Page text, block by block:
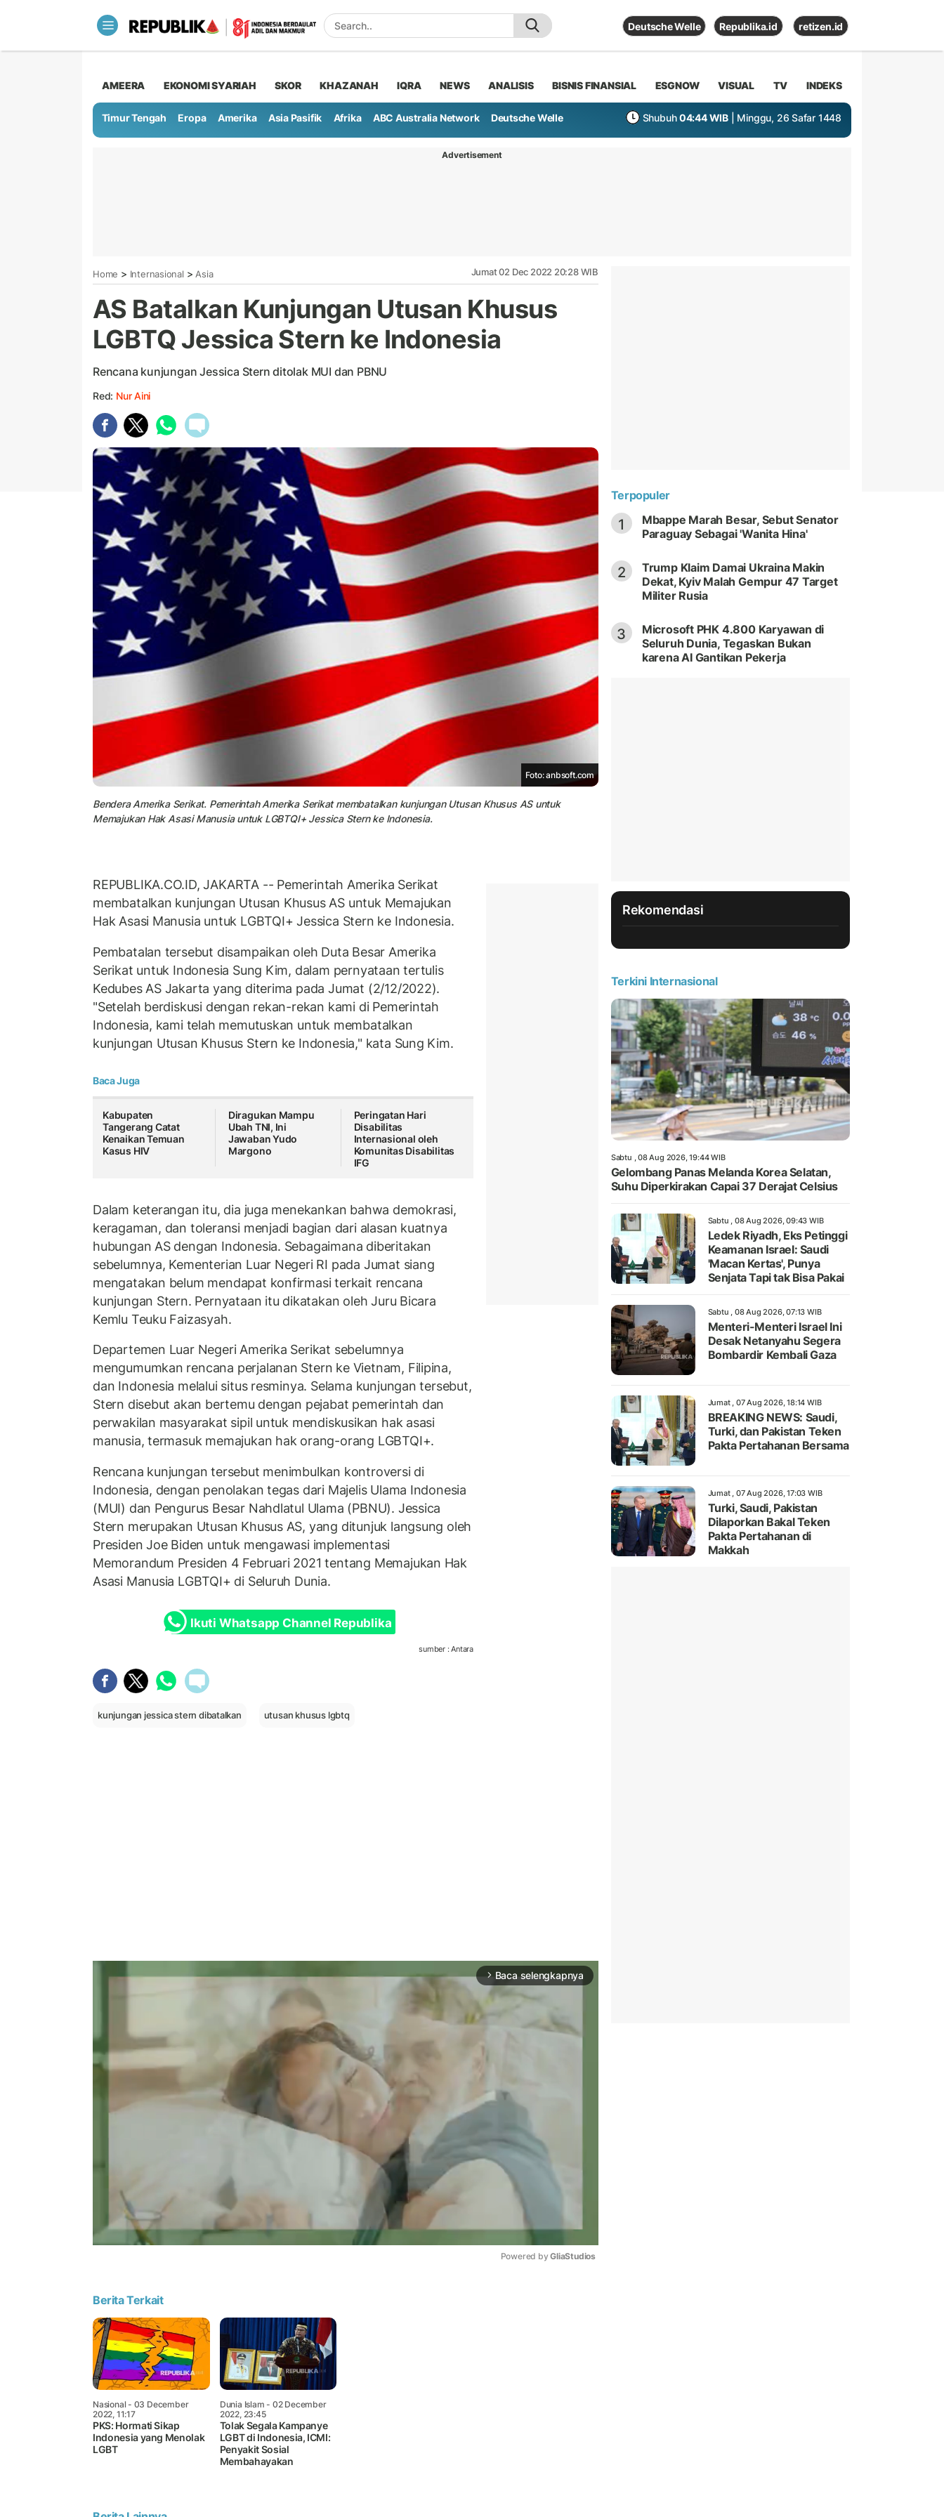
Deutsche Welle Republika.id retizen.id
AMEERA EKONOMI SYARIAH SKOR KHAZANAH IQRA NEWS ANALISIS BISNIS FINANSIAL ESGNOW VISUAL TV INDEKS
Timur Tengah Eropa Amerika Asia Pasifik Afrika ABC Australia Network Deutsche Welle Shubuh 04:44 WIB | Minggu, 26 Safar 1448
Advertisement
Home > Internasional > Asia Jumat 02 Dec 2022 20:28 WIB
AS Batalkan Kunjungan Utusan Khusus
LGBTQ Jessica Stern ke Indonesia
Rencana kunjungan Jessica Stern ditolak MUI dan PBNU
Red: Nur Aini
Foto: anbsoft.com
Bendera Amerika Serikat. Pemerintah Amerika Serikat membatalkan kunjungan Utusan Khusus AS untuk
Memajukan Hak Asasi Manusia untuk LGBTQI+ Jessica Stern ke Indonesia.
REPUBLIKA.CO.ID, JAKARTA -- Pemerintah Amerika Serikat
membatalkan kunjungan Utusan Khusus AS untuk Memajukan
Hak Asasi Manusia untuk LGBTQI+ Jessica Stern ke Indonesia.
Pembatalan tersebut disampaikan oleh Duta Besar Amerika
Serikat untuk Indonesia Sung Kim, dalam pernyataan tertulis
Kedubes AS Jakarta yang diterima pada Jumat (2/12/2022).
"Setelah berdiskusi dengan rekan-rekan kami di Pemerintah
Indonesia, kami telah memutuskan untuk membatalkan
kunjungan Utusan Khusus Stern ke Indonesia," kata Sung Kim.
Baca Juga
Kabupaten
Tangerang Catat
Kenaikan Temuan
Kasus HIV
Diragukan Mampu
Ubah TNI, Ini
Jawaban Yudo
Margono
Peringatan Hari
Disabilitas
Internasional oleh
Komunitas Disabilitas
IFG
Dalam keterangan itu, dia juga menekankan bahwa demokrasi,
keragaman, dan toleransi menjadi bagian dari alasan kuatnya
hubungan AS dengan Indonesia. Sebagaimana diberitakan
sebelumnya, Kementerian Luar Negeri RI pada Jumat siang
mengatakan belum mendapat konfirmasi terkait rencana
kunjungan Stern. Pernyataan itu dikatakan oleh Juru Bicara
Kemlu Teuku Faizasyah.
Departemen Luar Negeri Amerika Serikat sebelumnya
mengumumkan rencana perjalanan Stern ke Vietnam, Filipina,
dan Indonesia melalui situs resminya. Selama kunjungan tersebut,
Stern disebut akan bertemu dengan pejabat pemerintah dan
perwakilan masyarakat sipil untuk mendiskusikan hak asasi
manusia, termasuk memajukan hak orang-orang LGBTQI+.
Rencana kunjungan tersebut menimbulkan kontroversi di
Indonesia, dengan penolakan tegas dari Majelis Ulama Indonesia
(MUI) dan Pengurus Besar Nahdlatul Ulama (PBNU). Jessica
Stern merupakan Utusan Khusus AS, yang ditunjuk langsung oleh
Presiden Joe Biden untuk mengawasi implementasi
Memorandum Presiden 4 Februari 2021 tentang Memajukan Hak
Asasi Manusia LGBTQI+ di Seluruh Dunia.
Ikuti Whatsapp Channel Republika
sumber : Antara
kunjungan jessica stern dibatalkan utusan khusus lgbtq
arrow_forward_ios Baca selengkapnya
Powered by GliaStudios
Berita Terkait
Nasional - 03 December
2022, 11:17
PKS: Hormati Sikap
Indonesia yang Menolak
LGBT
Dunia Islam - 02 December
2022, 23:45
Tolak Segala Kampanye
LGBT di Indonesia, ICMI:
Penyakit Sosial
Membahayakan
Terpopuler
1
Mbappe Marah Besar, Sebut Senator
Paraguay Sebagai 'Wanita Hina'
2
Trump Klaim Damai Ukraina Makin
Dekat, Kyiv Malah Gempur 47 Target
Militer Rusia
3
Microsoft PHK 4.800 Karyawan di
Seluruh Dunia, Tegaskan Bukan
karena AI Gantikan Pekerja
Rekomendasi
Terkini Internasional
Sabtu , 08 Aug 2026, 19:44 WIB
Gelombang Panas Melanda Korea Selatan,
Suhu Diperkirakan Capai 37 Derajat Celsius
Sabtu , 08 Aug 2026, 09:43 WIB
Ledek Riyadh, Eks Petinggi
Keamanan Israel: Saudi
'Macan Kertas', Punya
Senjata Tapi tak Bisa Pakai
Sabtu , 08 Aug 2026, 07:13 WIB
Menteri-Menteri Israel Ini
Desak Netanyahu Segera
Bombardir Kembali Gaza
Jumat , 07 Aug 2026, 18:14 WIB
BREAKING NEWS: Saudi,
Turki, dan Pakistan Teken
Pakta Pertahanan Bersama
Jumat , 07 Aug 2026, 17:03 WIB
Turki, Saudi, Pakistan
Dilaporkan Bakal Teken
Pakta Pertahanan di
Makkah